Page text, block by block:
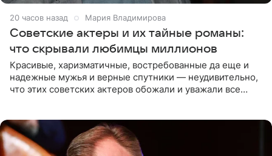
20 часов назад Мария Владимирова
Советские актеры и их тайные романы:
что скрывали любимцы миллионов
Красивые, харизматичные, востребованные да еще и
надежные мужья и верные спутники — неудивительно,
что этих советских актеров обожали и уважали все